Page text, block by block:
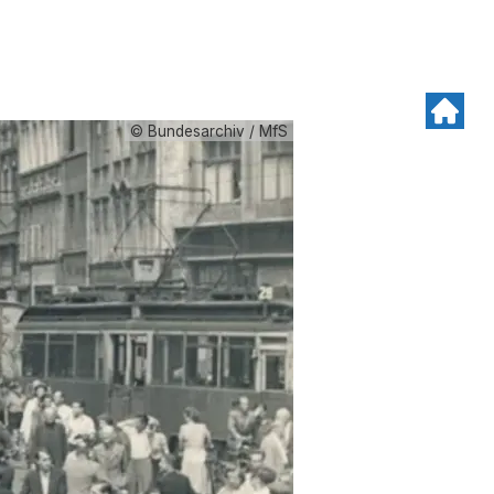
© Bundesarchiv / MfS